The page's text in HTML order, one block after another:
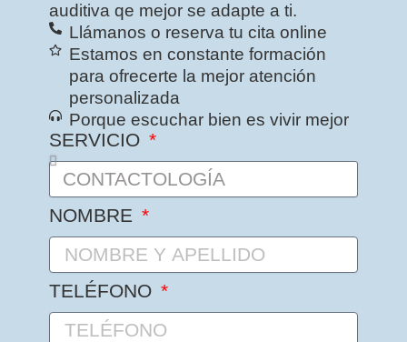
auditiva qe mejor se adapte a ti.
Llámanos o reserva tu cita online
Estamos en constante formación
para ofrecerte la mejor atención
personalizada
Porque escuchar bien es vivir mejor
SERVICIO
NOMBRE
TELÉFONO